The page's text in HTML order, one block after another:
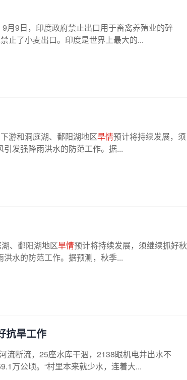
月9日，印度政府禁止出口用于畜禽养殖业的碎
止了小麦出口。印度是世界上最大的...
游和洞庭湖、鄱阳湖地区旱情预计将持续发展，须
发强降雨洪水的防范工作。据...
、鄱阳湖地区旱情预计将持续发展，须继续抓好秋
水的防范工作。据预测，秋季...
抗旱工作
流断流，25座水库干涸，2138眼机电井出水不
万公顷。“村里本来就少水，连着大...